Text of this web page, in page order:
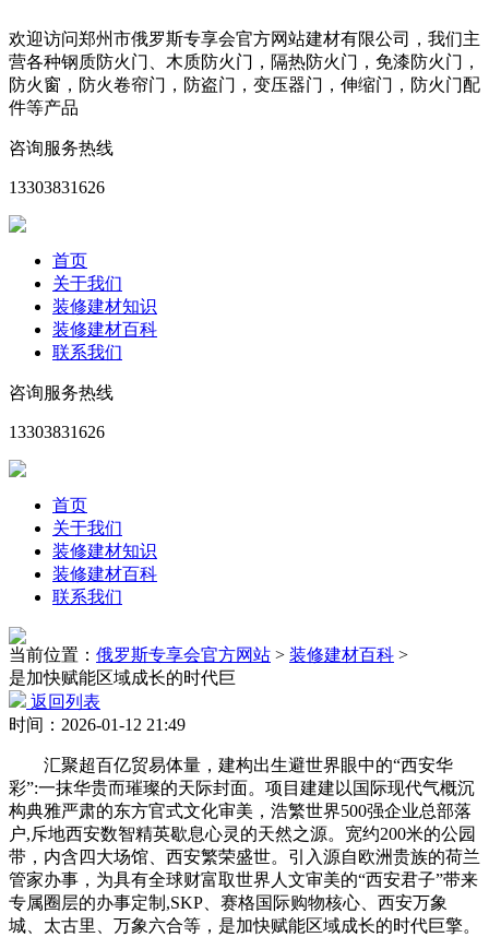
欢迎访问郑州市俄罗斯专享会官方网站建材有限公司，我们主
营各种钢质防火门、木质防火门，隔热防火门，免漆防火门，
防火窗，防火卷帘门，防盗门，变压器门，伸缩门，防火门配
件等产品
咨询服务热线
13303831626
首页
关于我们
装修建材知识
装修建材百科
联系我们
咨询服务热线
13303831626
首页
关于我们
装修建材知识
装修建材百科
联系我们
当前位置： 俄罗斯专享会官方网站 > 装修建材百科 >
是加快赋能区域成长的时代巨
返回列表
时间：2026-01-12 21:49
汇聚超百亿贸易体量，建构出生避世界眼中的“西安华
彩”:一抹华贵而璀璨的天际封面。项目建建以国际现代气概沉
构典雅严肃的东方官式文化审美，浩繁世界500强企业总部落
户,斥地西安数智精英歇息心灵的天然之源。宽约200米的公园
带，内含四大场馆、西安繁荣盛世。引入源自欧洲贵族的荷兰
管家办事，为具有全球财富取世界人文审美的“西安君子”带来
专属圈层的办事定制,SKP、赛格国际购物核心、西安万象
城、太古里、万象六合等，是加快赋能区域成长的时代巨擎。